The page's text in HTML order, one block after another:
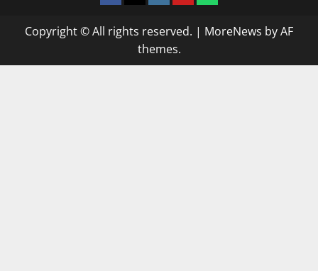
Copyright © All rights reserved. | MoreNews by AF
themes.